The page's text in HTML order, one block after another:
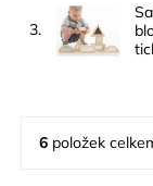
3.
6 položek